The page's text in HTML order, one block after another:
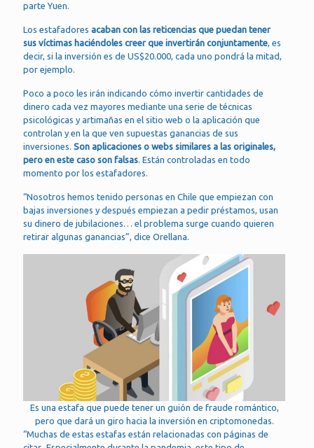
parte Yuen.
Los estafadores acaban con las reticencias que puedan tener
sus víctimas haciéndoles creer que invertirán conjuntamente, es
decir, si la inversión es de US$20.000, cada uno pondrá la mitad,
por ejemplo.
Poco a poco les irán indicando cómo invertir cantidades de
dinero cada vez mayores mediante una serie de técnicas
psicológicas y artimañas en el sitio web o la aplicación que
controlan y en la que ven supuestas ganancias de sus
inversiones. Son aplicaciones o webs similares a las originales,
pero en este caso son falsas. Están controladas en todo
momento por los estafadores.
“Nosotros hemos tenido personas en Chile que empiezan con
bajas inversiones y después empiezan a pedir préstamos, usan
su dinero de jubilaciones… el problema surge cuando quieren
retirar algunas ganancias”, dice Orellana.
Es una estafa que puede tener un guión de fraude romántico,
pero que dará un giro hacia la inversión en criptomonedas.
“Muchas de estas estafas están relacionadas con páginas de